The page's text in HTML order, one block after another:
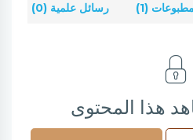
مطبوعات (1) رسائل علمية (0)
هذا المحتوى